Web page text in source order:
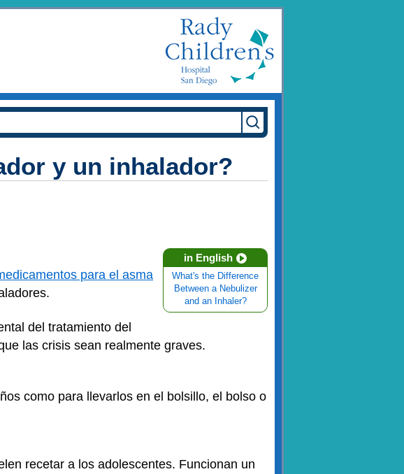
y un inhalador?
in English
What's the Difference
Between a Nebulizer
and an Inhaler?
para el asma
del tratamiento del
las crisis sean realmente graves.
como para llevarlos en el bolsillo, el bolso o
recetar a los adolescentes. Funcionan un